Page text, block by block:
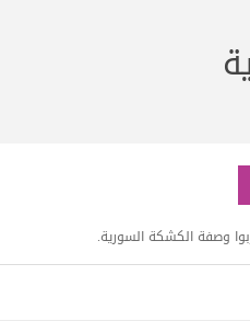
وصفة الكشكة السورية.